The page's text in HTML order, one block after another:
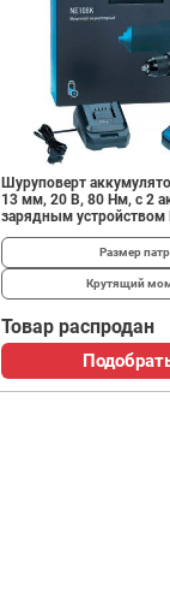
Шуруповерт
13 мм, 20 В, 80 Нм, с 2
зарядным устройством
Размер
Крутящий
Товар распродан